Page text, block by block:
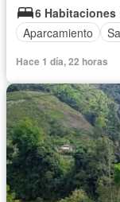
6 Habitaciones
Aparcamiento
Hace 1 día, 22 horas